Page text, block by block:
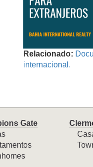
Relacionado:
internacional.
Gate